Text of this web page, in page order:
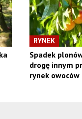
RYNEK
Spadek
drogę innym
rynek owoców